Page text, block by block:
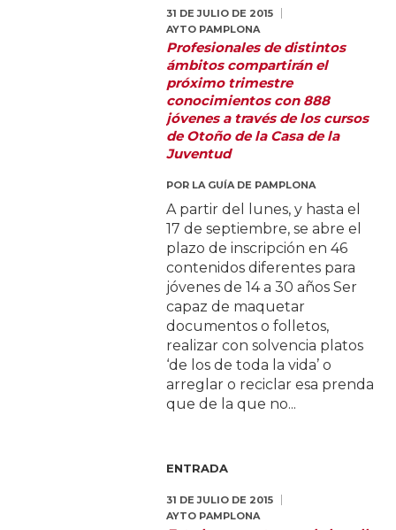
31 DE JULIO DE 2015
AYTO PAMPLONA
Profesionales de distintos
ámbitos compartirán el
próximo trimestre
conocimientos con 888
jóvenes a través de los cursos
de Otoño de la Casa de la
Juventud
POR LA GUÍA DE PAMPLONA
A partir del lunes, y hasta el
17 de septiembre, se abre el
plazo de inscripción en 46
contenidos diferentes para
jóvenes de 14 a 30 años Ser
capaz de maquetar
documentos o folletos,
realizar con solvencia platos
‘de los de toda la vida’ o
arreglar o reciclar esa prenda
que de la que no...
ENTRADA
31 DE JULIO DE 2015
AYTO PAMPLONA